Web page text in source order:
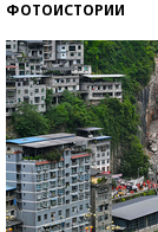
ФОТОИСТОРИИ